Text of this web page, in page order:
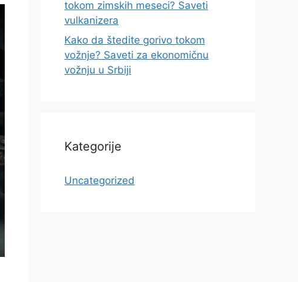
tokom zimskih meseci? Saveti
vulkanizera
Kako da štedite gorivo tokom
vožnje? Saveti za ekonomičnu
vožnju u Srbiji
Kategorije
Uncategorized